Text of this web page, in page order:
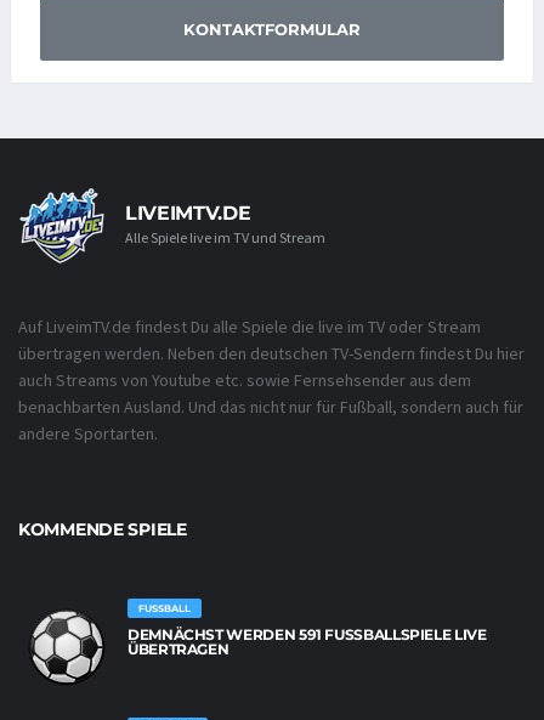
KONTAKTFORMULAR
LIVEIMTV.DE
Alle Spiele live im TV und Stream
Auf LiveimTV.de findest Du alle Spiele die live im TV oder Stream
übertragen werden. Neben den deutschen TV-Sendern findest Du hier
auch Streams von Youtube etc. sowie Fernsehsender aus dem
benachbarten Ausland. Und das nicht nur für Fußball, sondern auch für
andere Sportarten.
KOMMENDE SPIELE
FUSSBALL
DEMNÄCHST WERDEN 591 FUSSBALLSPIELE LIVE Ü
BERTRAGEN